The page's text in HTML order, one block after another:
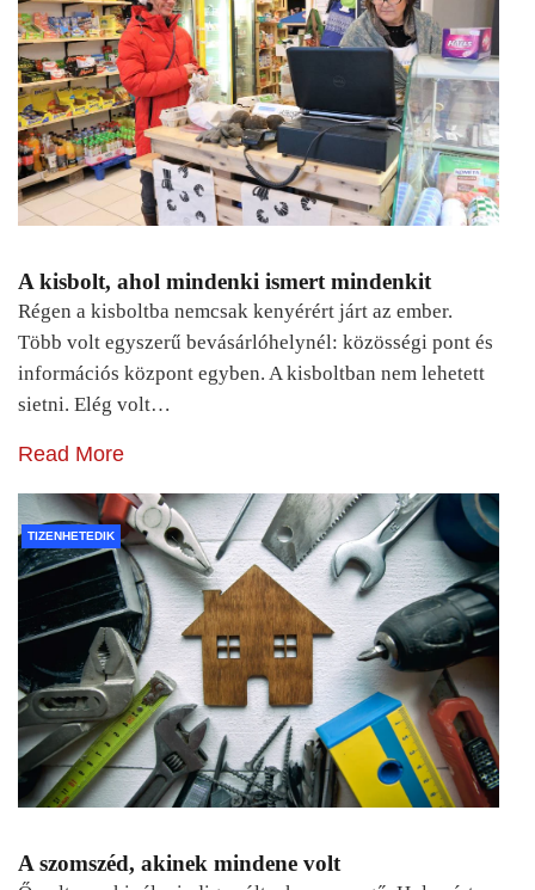
A kisbolt, ahol mindenki ismert mindenkit
Régen a kisboltba nemcsak kenyérért járt az ember.
Több volt egyszerű bevásárlóhelynél: közösségi pont és
információs központ egyben. A kisboltban nem lehetett
sietni. Elég volt…
Read More
TIZENHETEDIK
A szomszéd, akinek mindene volt